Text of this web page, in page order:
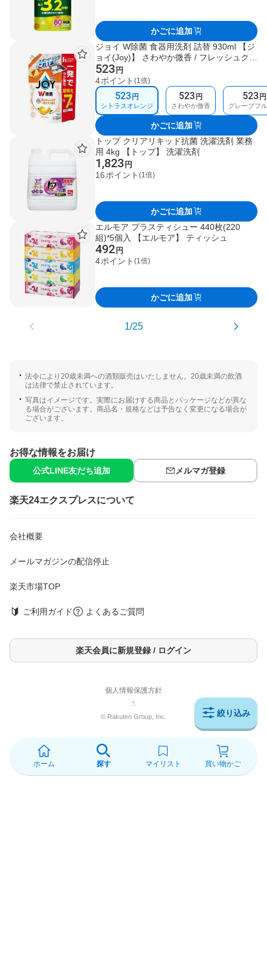
かごに追加
ジョイ W除菌 食器用洗剤 詰替 930ml 【ジ
ョイ(Joy)】 さわやか微香 / フレッシュクリ
ーン / シトラスレモン / 緑茶 / グレープフ
ルーツ / シトラスオレンジ
523 円
4ポイント (1倍)
523 円
シトラスオレンジ
523 円
さわやか微香
523 円
グレープフ
かごに追加
トップ クリアリキッド抗菌 洗濯洗剤 業務
用 4kg 【トップ】 洗濯洗剤
1,823 円
16ポイント (1倍)
かごに追加
エルモア プラスティシュー 440枚(220
組)*5個入 【エルモア】 ティッシュ
492 円
4ポイント (1倍)
かごに追加
1/25
法令により20歳未満への酒類販売はいたしません。20歳未満の飲酒
は法律で禁止されています。
写真はイメージです。実際にお届けする商品とパッケージなどが異な
る場合がございます。商品名・規格などは予告なく変更になる場合が
ございます。
絞り込み
お得な情報をお届け
公式LINE友だち追加 メルマガ登録
楽天24エクスプレスについて
会社概要
メールマガジンの配信停止
楽天市場TOP
ご利用ガイド よくあるご質問
楽天会員に新規登録 / ログイン
個人情報保護方針
© Rakuten Group, Inc.
ホーム 探す マイリスト 買い物かご